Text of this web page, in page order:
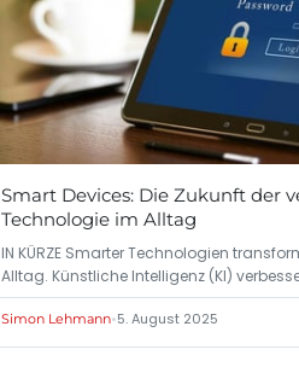
Smart Devices: Die Zukunft der
Technologie im Alltag
IN KÜRZE Smarter Technologien
Alltag. Künstliche Intelligenz (KI)
Simon Lehmann•5. August 2025